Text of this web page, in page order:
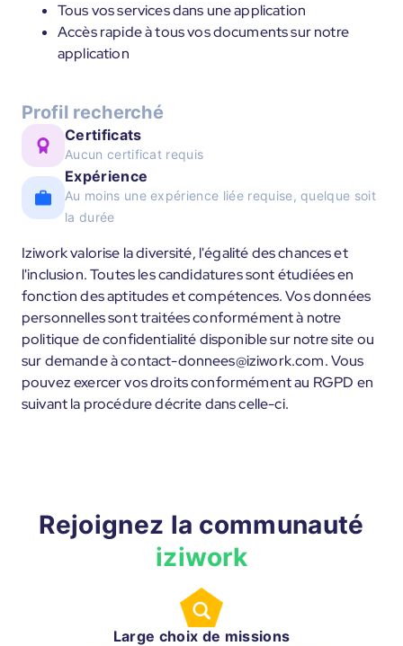
Tous vos services dans une application
Accès rapide à tous vos documents sur notre
application
Profil recherché
Certificats
Aucun certificat requis
Expérience
Au moins une expérience liée requise, quelque soit
la durée
Iziwork valorise la diversité, l'égalité des chances et
l'inclusion. Toutes les candidatures sont étudiées en
fonction des aptitudes et compétences. Vos données
personnelles sont traitées conformément à notre
politique de confidentialité disponible sur notre site ou
sur demande à contact-donnees@iziwork.com. Vous
pouvez exercer vos droits conformément au RGPD en
suivant la procédure décrite dans celle-ci.
Rejoignez la communauté
iziwork
Large choix de missions